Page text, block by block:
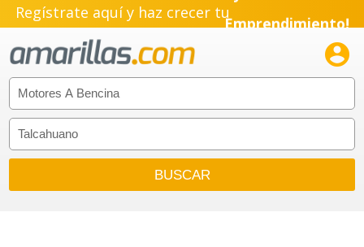
Regístrate aquí y haz crecer tuEmprendimiento!
